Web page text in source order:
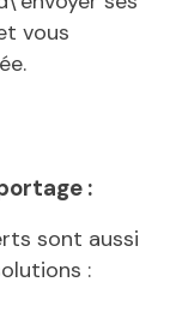
vous
:
sont aussi
: